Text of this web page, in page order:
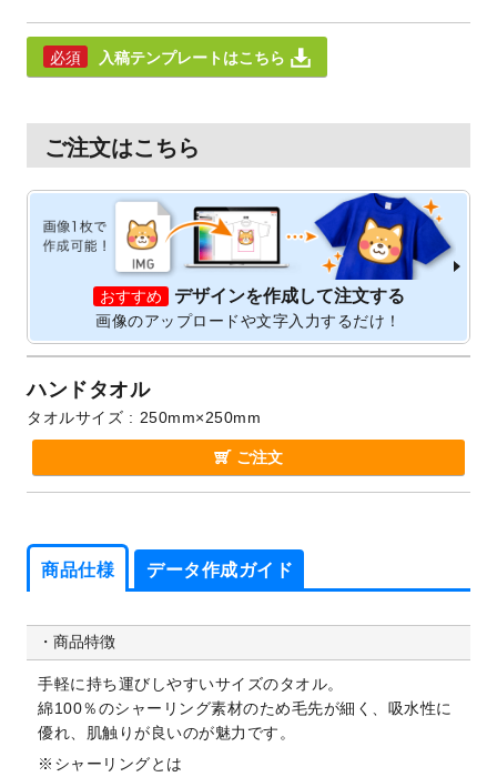
入稿テンプレートはこちら
ご注文はこちら
おすすめ デザインを作成して注文する
画像のアップロードや文字入力するだけ！
ハンドタオル
タオルサイズ 250mm×250mm
ご注文
商品仕様 データ作成ガイド
商品仕様 データ作成ガイド
商品特徴
手軽に持ち運びしやすいサイズのタオル。
綿100％のシャーリング素材のため毛先が細く、吸水性に
優れ、肌触りが良いのが魅力です。
シャーリングとは